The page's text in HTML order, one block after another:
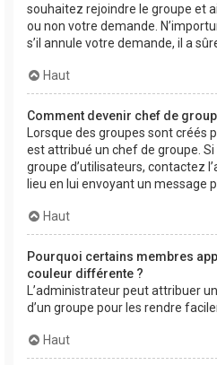
souhaitez rejoindre le groupe et
ou non votre demande.
s’il annule votre demande, il a
Haut
Comment devenir chef de
Lorsque des groupes sont créés
est attribué un chef de groupe.
groupe d’utilisateurs, contactez
lieu en lui envoyant un message
Haut
Pourquoi certains membres
couleur différente ?
L’administrateur peut attribuer
d’un groupe pour les rendre
Haut